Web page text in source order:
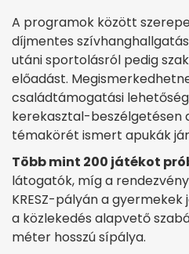
A programok között
díjmentes
utáni sportolásról pedig
előadást.
családtámogatási
kerekasztal-beszélgetésen
témakörét ismert apukák
Több mint 200 játékot
látogatók, míg a
KRESZ-pályán a
a közlekedés alapvető
méter hosszú sípálya.